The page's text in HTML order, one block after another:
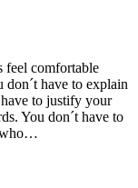
feel comfortable
don´t have to explain
to justify your
You don´t have to
who…